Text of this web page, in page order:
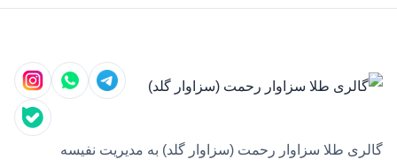
گالری طلا سزاوار رحمت (سزاوار گلد) به مدیریت نفیسه